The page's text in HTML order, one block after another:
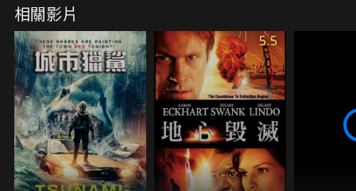
相關影片
5.5